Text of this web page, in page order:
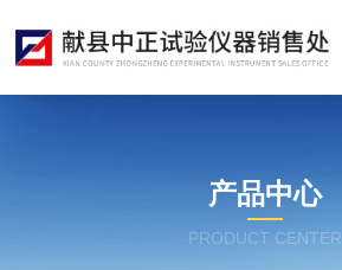
产品中心
PRODUCT CENTER